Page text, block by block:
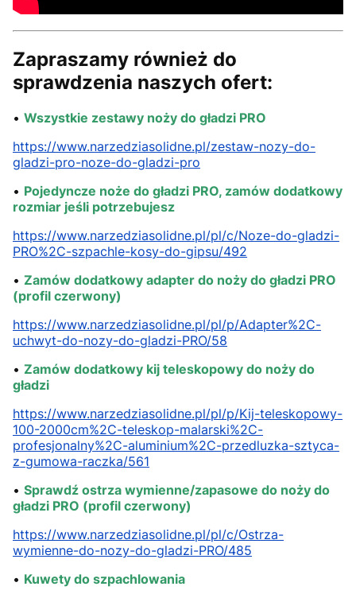
Zapraszamy również do
sprawdzenia naszych ofert:
• Wszystkie zestawy noży do gładzi PRO
https://www.narzedziasolidne.pl/zestaw-nozy-do-
gladzi-pro-noze-do-gladzi-pro
• Pojedyncze noże do gładzi PRO, zamów dodatkowy
rozmiar jeśli potrzebujesz
https://www.narzedziasolidne.pl/pl/c/Noze-do-gladzi-
PRO%2C-szpachle-kosy-do-gipsu/492
• Zamów dodatkowy adapter do noży do gładzi PRO
(profil czerwony)
https://www.narzedziasolidne.pl/pl/p/Adapter%2C-
uchwyt-do-nozy-do-gladzi-PRO/58
• Zamów dodatkowy kij teleskopowy do noży do
gładzi
https://www.narzedziasolidne.pl/pl/p/Kij-teleskopowy-
100-2000cm%2C-teleskop-malarski%2C-
profesjonalny%2C-aluminium%2C-przedluzka-sztyca-
z-gumowa-raczka/561
• Sprawdź ostrza wymienne/zapasowe do noży do
gładzi PRO (profil czerwony)
https://www.narzedziasolidne.pl/pl/c/Ostrza-
wymienne-do-nozy-do-gladzi-PRO/485
• Kuwety do szpachlowania